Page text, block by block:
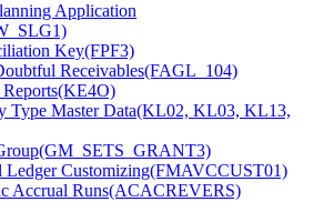
Application
Key(FPF3)
Receivables(FAGL_104)
Type Master Data(KL02, KL03, KL13,
Ledger Customizing(FMAVCCUST01)
Accrual Runs(ACACREVERS)